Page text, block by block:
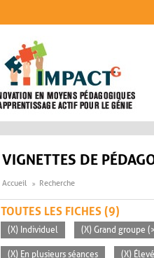
VIGNETTES DE
Accueil Recherche
TOUTES LES FICHES (9)
(X) Individuel (X) Grand groupe
(X) En plusieurs séances (X)